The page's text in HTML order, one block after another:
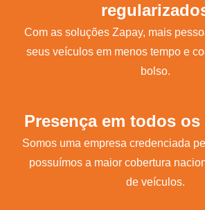
Com as soluções Zapay, mais
seus veículos em menos tempo e
bolso.
Presença em todos os
Somos uma empresa credenciada
possuímos a maior cobertura
de veículos.